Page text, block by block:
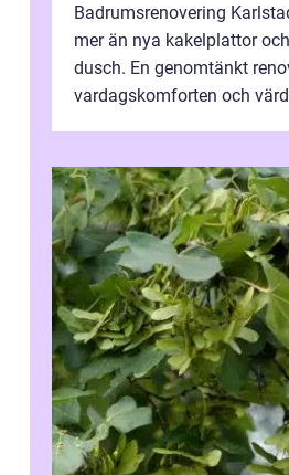
Badrumsrenovering
mer än nya kakelplattor
dusch. En genomtänkt
vardagskomforten och